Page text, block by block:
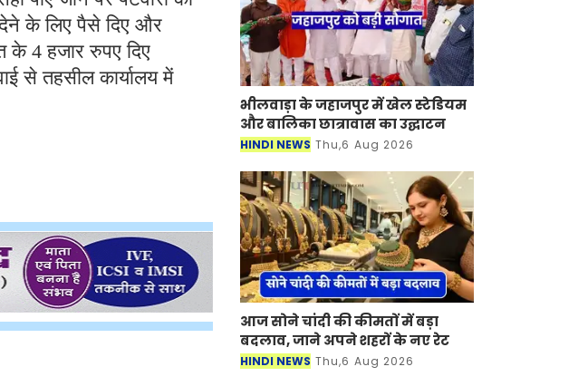
देने के लिए पैसे दिए और
के 4 हजार रुपए दिए
से तहसील कार्यालय में
भीलवाड़ा के जहाजपुर में खेल स्टेडियम
और बालिका छात्रावास का उद्घाटन
HINDI NEWS Thu,6 Aug 2026
आज सोने चांदी की कीमतों में बड़ा
बदलाव, जाने अपने शहरों के नए रेट
HINDI NEWS Thu,6 Aug 2026